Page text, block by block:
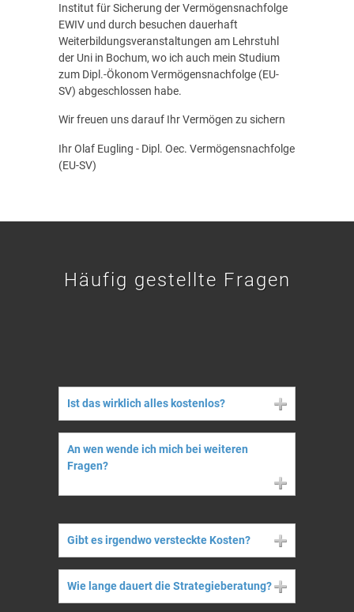
Institut für Sicherung der Vermögensnachfolge
EWIV und durch besuchen dauerhaft
Weiterbildungsveranstaltungen am Lehrstuhl
der Uni in Bochum, wo ich auch mein Studium
zum Dipl.-Ökonom Vermögensnachfolge (EU-
SV) abgeschlossen habe.
Wir freuen uns darauf Ihr Vermögen zu sichern
Ihr Olaf Eugling - Dipl. Oec. Vermögensnachfolge
(EU-SV)
Häufig gestellte Fragen
Ist das wirklich alles kostenlos?
An wen wende ich mich bei weiteren
Fragen?
Gibt es irgendwo versteckte Kosten?
Wie lange dauert die Strategieberatung?